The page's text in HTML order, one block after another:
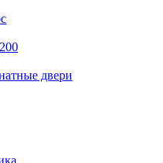
двери